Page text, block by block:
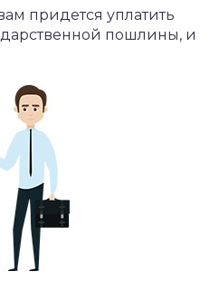
придется уплатить
пошлины, и